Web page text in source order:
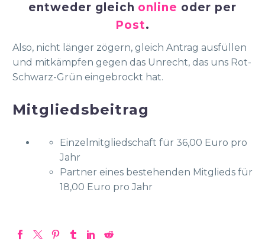
entweder gleich online oder per
Post.
Also, nicht länger zögern, gleich Antrag ausfüllen
und mitkämpfen gegen das Unrecht, das uns Rot-
Schwarz-Grün eingebrockt hat.
Mitgliedsbeitrag
Einzelmitgliedschaft für 36,00 Euro pro
Jahr
Partner eines bestehenden Mitglieds für
18,00 Euro pro Jahr